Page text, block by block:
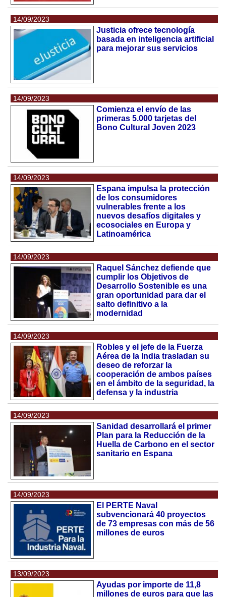
14/09/2023
Justicia ofrece tecnología
basada en inteligencia artificial
para mejorar sus servicios
14/09/2023
Comienza el envío de las
primeras 5.000 tarjetas del
Bono Cultural Joven 2023
14/09/2023
Espana impulsa la protección
de los consumidores
vulnerables frente a los
nuevos desafíos digitales y
ecosociales en Europa y
Latinoamérica
14/09/2023
Raquel Sánchez defiende que
cumplir los Objetivos de
Desarrollo Sostenible es una
gran oportunidad para dar el
salto definitivo a la
modernidad
14/09/2023
Robles y el jefe de la Fuerza
Aérea de la India trasladan su
deseo de reforzar la
cooperación de ambos países
en el ámbito de la seguridad, la
defensa y la industria
14/09/2023
Sanidad desarrollará el primer
Plan para la Reducción de la
Huella de Carbono en el sector
sanitario en Espana
14/09/2023
El PERTE Naval
subvencionará 40 proyectos
de 73 empresas con más de 56
millones de euros
13/09/2023
Ayudas por importe de 11,8
millones de euros para que las